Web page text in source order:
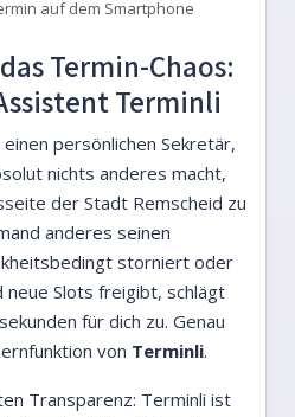
auf dem Smartphone
Termin-Chaos:
Terminli
persönlichen Sekretär,
nichts anderes macht,
der Stadt Remscheid zu
anderes seinen
storniert oder
neue Slots freigibt, schlägt
für dich zu. Genau
von Terminli.
Transparenz: Terminli ist